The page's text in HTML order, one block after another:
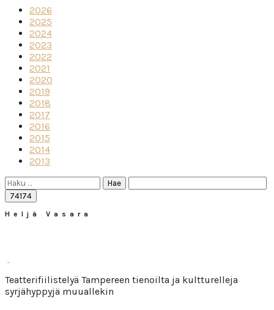
2026
2025
2024
2023
2022
2021
2020
2019
2018
2017
2016
2015
2014
2013
Haku:
Heljä Vasara
Teatterifiilistelyä Tampereen tienoilta ja kultturelleja
syrjähyppyjä muuallekin